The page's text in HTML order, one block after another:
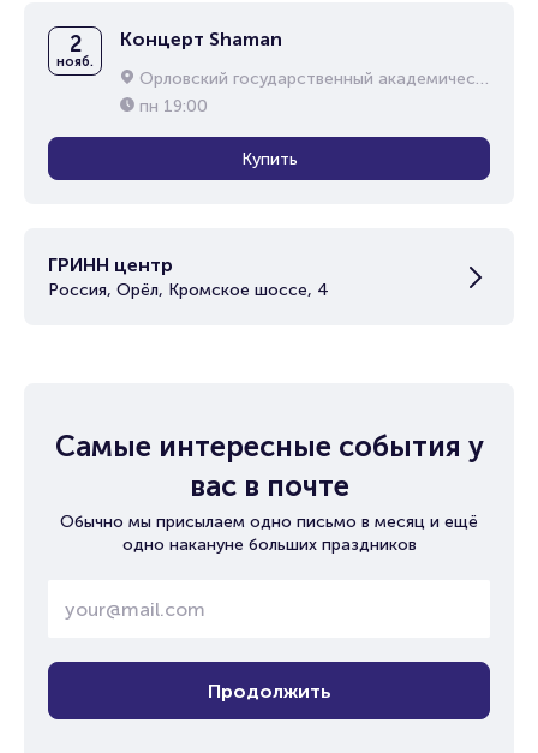
ГРИНН центр
Россия, Орёл, Кромское шоссе, 4
2
нояб.
Концерт Shaman
Орловский государственный академический театр имени И.С. Тургенева
пн 19:00
Купить
Самые интересные события у
вас в почте
Обычно мы присылаем одно письмо в месяц и ещё
одно накануне больших праздников
Продолжить